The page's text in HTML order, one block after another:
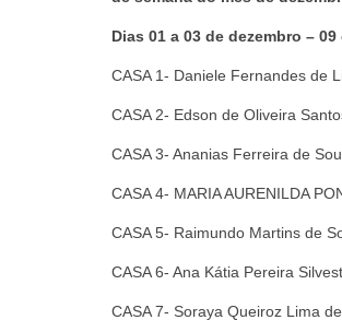
Dias 01 a 03 de dezembro –
CASA 1- Daniele Fernandes de
CASA 2- Edson de Oliveira
CASA 3- Ananias Ferreira de
CASA 4- MARIA AURENILDA
CASA 5- Raimundo Martins de
CASA 6- Ana Kátia Pereira
CASA 7- Soraya Queiroz Lima